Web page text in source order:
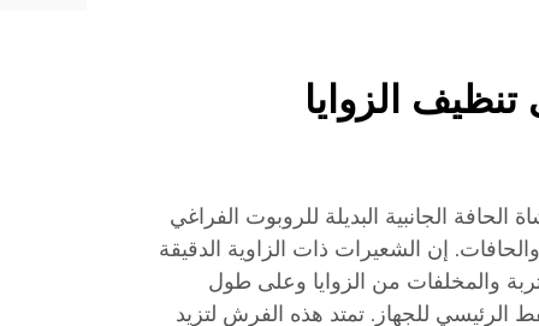
الزوايا
الجانبية البديلة للروبوت الفراغي
إن الشعيرات ذات الزاوية الدقيقة
والمخلفات من الزوايا وعلى طول
الرئيسي للجهاز. تمتد هذه الفرش لتزيد